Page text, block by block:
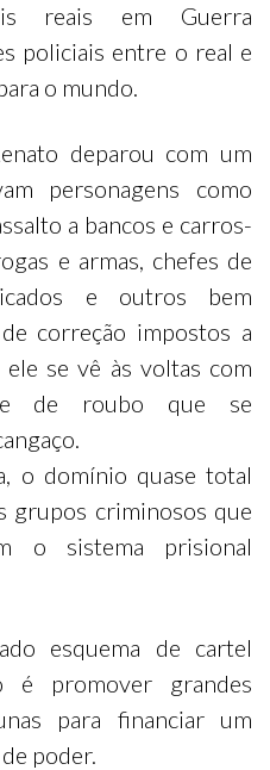
reais em Guerra
policiais entre o real e
o mundo.
deparou com um
personagens como
a bancos e carros-
e armas, chefes de
e outros bem
correção impostos a
se vê às voltas com
de roubo que se
o domínio quase total
grupos criminosos que
o sistema prisional
esquema de cartel
é promover grandes
para financiar um
poder.